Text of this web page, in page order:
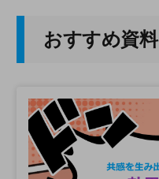
おすすめ資料